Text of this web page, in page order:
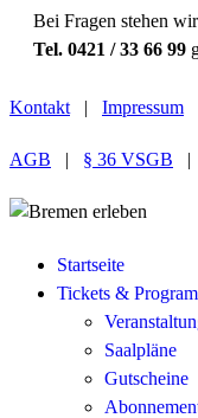
Bei Fragen stehen
Tel. 0421 / 33 66 99
Kontakt | Impressum
AGB | § 36 VSGB |
Startseite
Tickets &
Saalpläne
Gutscheine